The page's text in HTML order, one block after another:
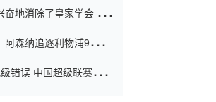
奋地消除了皇家学会 安
森纳追逐利物浦9分 曼
错误 中国超级联赛的前